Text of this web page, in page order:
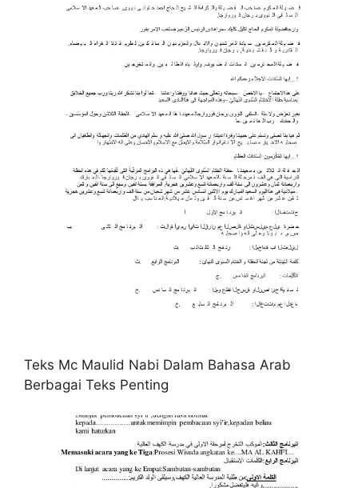
Teks Mc Maulid Nabi Dalam Bahasa Arab
Berbagai Teks Penting